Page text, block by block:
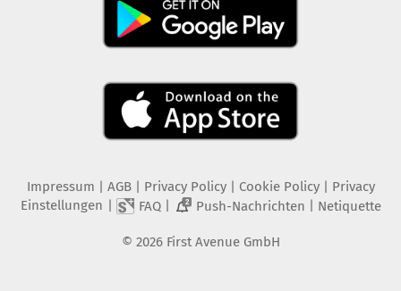
Impressum | AGB | Privacy Policy| Cookie Policy| Privacy
Einstellungen | FAQ| 2 Push-Nachrichten | Netiquette
© 2026 First Avenue GmbH